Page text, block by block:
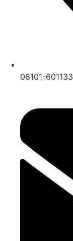
06101-601133